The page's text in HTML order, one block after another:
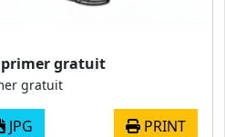
gratuit
gratuit
JPG PRINT